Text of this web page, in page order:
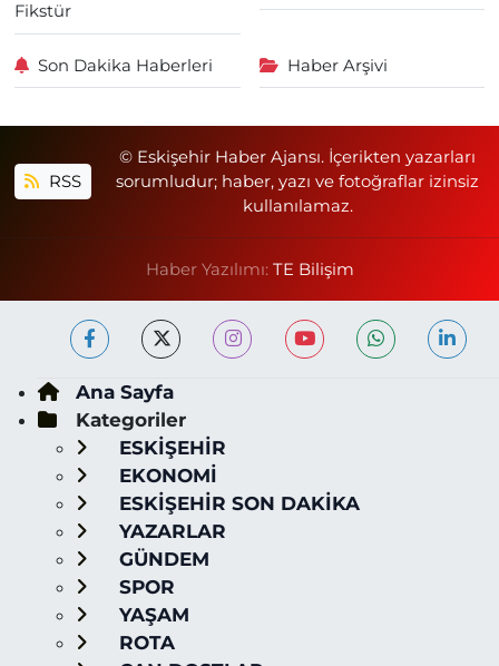
Fikstür
Son Dakika Haberleri Haber Arşivi
RSS
© Eskişehir Haber Ajansı. İçerikten yazarları
sorumludur; haber, yazı ve fotoğraflar izinsiz
kullanılamaz.
Haber Yazılımı: TE Bilişim
Ana Sayfa
Kategoriler
ESKİŞEHİR
EKONOMİ
ESKİŞEHİR SON DAKİKA
YAZARLAR
GÜNDEM
SPOR
YAŞAM
ROTA